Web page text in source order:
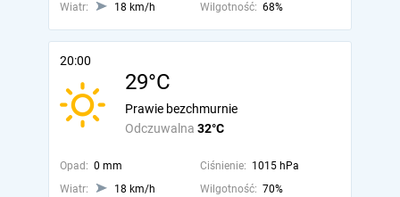
Wiatr:
18 km/h Wilgotność: 68%
20:00
29°C
Odczuwalna 32°C
Prawie bezchmurnie
Opad: 0 mm Ciśnienie: 1015 hPa
Wiatr:
18 km/h Wilgotność: 70%